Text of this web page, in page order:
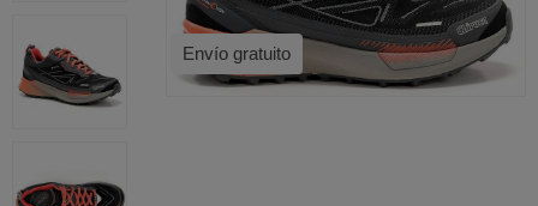
Envío gratuito